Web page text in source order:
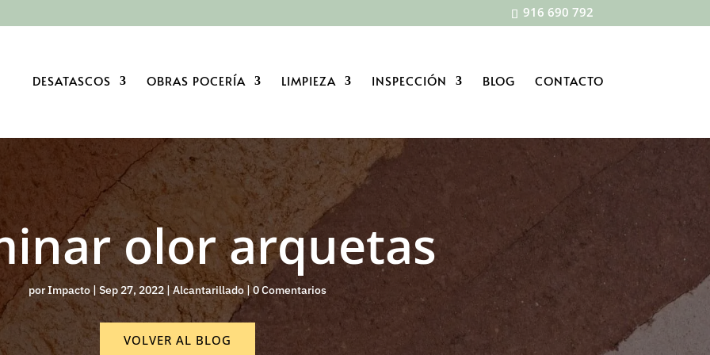
916 690 792
DESATASCOS OBRAS POCERÍA LIMPIEZA INSPECCIÓN BLOG CONTACTO
olor arquetas
porImpacto| Sep 27, 2022 |Alcantarillado |0 Comentarios
VOLVER AL BLOG